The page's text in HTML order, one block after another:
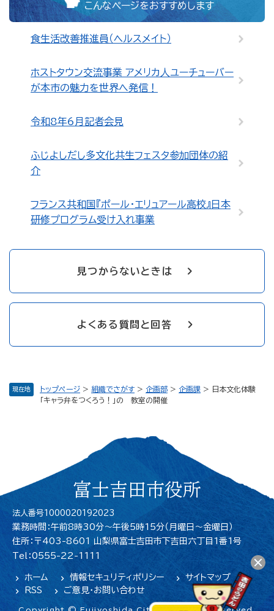
現在地 トップページ > 組織でさがす > 企画部 > 企画課 > 日本文化体験
「キャラ弁をつくろう！」の 教室の開催
こんなページをおすすめします
食生活改善推進員（ヘルスメイト）
ホストタウン交流事業 アメリカ人ユーチューバー
が本市の魅力を世界へ発信！
令和8年6月記者会見
ふじよしだし多文化共生フェスタ参加団体の紹
介
フランス共和国『ポール・エリュアール高校』日本
研修プログラム受け入れ事業
見つからないときは
よくある質問と回答
富士吉田市役所
法人番号1000020192023
業務時間：午前8時30分～午後5時15分（月曜日〜金曜日）
住所：〒403-8601 山梨県富士吉田市下吉田六丁目1番1号
Tel：0555-22-1111
ホーム 情報セキュリティポリシー
サイトマップ
RSS
ご意見・お問い合わせ